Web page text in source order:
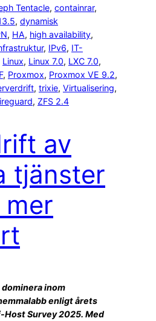
Tentacle, containrar
, dynamisk
, HA, high availability
, IPv6, IT-
Linux, Linux 7.0, LXC 7.0
, Proxmox, Proxmox VE 9.2
, trixie, Virtualisering
, ZFS 2.4
av
tjänster
inom
enligt årets
Survey 2025. Med